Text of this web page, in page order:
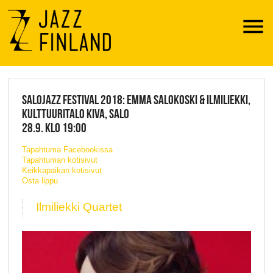
Menu
JAZZ FINLAND LIVE
SALOJAZZ FESTIVAL 2018: EMMA SALOKOSKI & ILMILIEKKI,
KULTTUURITALO KIVA, SALO
28.9. KLO 19:00
Tapahtuma Facebookissa
Tapahtuman kotisivut
Keikkapaikan kotisivut
Osta lippu
Ilmiliekki Quartet